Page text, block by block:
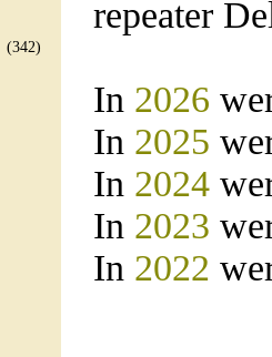
(342)
repeater
In 2026
In 2025
In 2024
In 2023
In 2022